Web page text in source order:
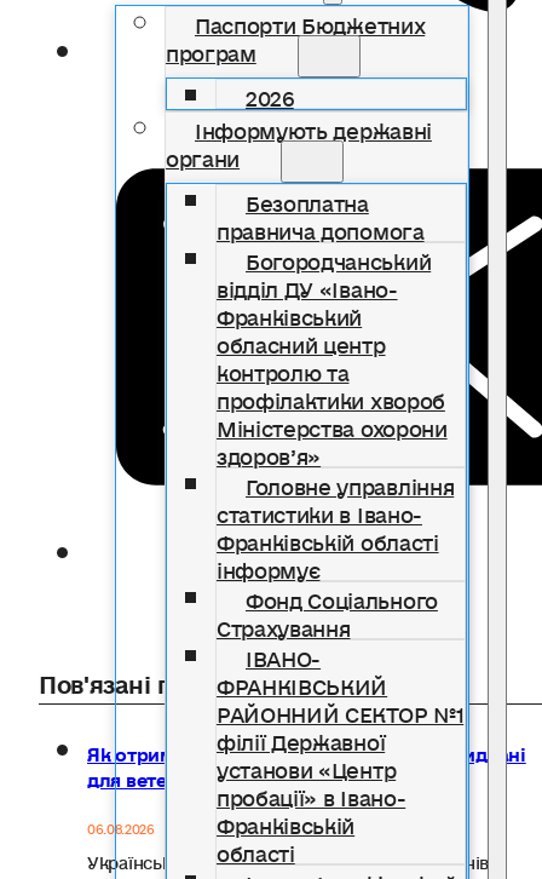
Паспорти Бюджетних
програм
2026
Інформують державні
органи
Безоплатна
правнича допомога
Богородчанський
відділ ДУ «Івано-
Франківський
обласний центр
контролю та
профілактики хвороб
Міністерства охорони
здоров’я»
Головне управління
статистики в Івано-
Франківській області
інформує
Фонд Соціального
Страхування
ІВАНО-
ФРАНКІВСЬКИЙ
РАЙОННИЙ СЕКТОР №1
філії Державної
установи «Центр
пробації» в Івано-
Франківській
області
Пов'язані публікації
Як отримати компенсацію за товари, придбані
для ветеранського бізнесу
06.08.2026
Український ветеранський фонд Мінветеранів